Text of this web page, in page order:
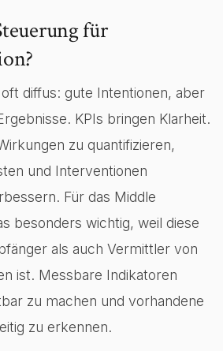
für
diffus: gute Intentionen, aber
KPIs bringen Klarheit.
zu quantifizieren,
und Interventionen
Für das Middle
besonders wichtig, weil diese
als auch Vermittler von
ist. Messbare Indikatoren
zu machen und vorhandene
zu erkennen.